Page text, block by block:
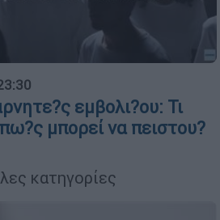
εμβολι?ου: Τι
μπορεί να πειστου?
κατηγορίες